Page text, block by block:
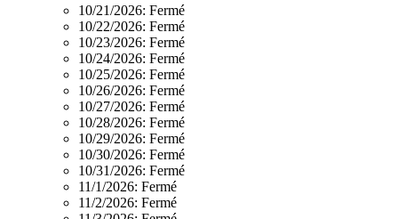
10/21/2026: Fermé
10/22/2026: Fermé
10/23/2026: Fermé
10/24/2026: Fermé
10/25/2026: Fermé
10/26/2026: Fermé
10/27/2026: Fermé
10/28/2026: Fermé
10/29/2026: Fermé
10/30/2026: Fermé
10/31/2026: Fermé
11/1/2026: Fermé
11/2/2026: Fermé